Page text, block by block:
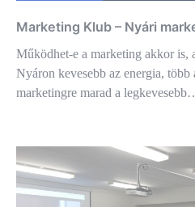
Marketing Klub – Nyári
Működhet-e a marketing akkor is,
Nyáron kevesebb az energia, több
marketingre marad a